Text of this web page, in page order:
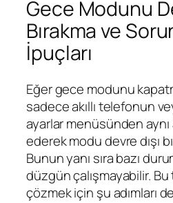
Gece Modunu
Bırakma ve
İpuçları
Eğer gece modunu
sadece akıllı telefonun
ayarlar menüsünden aynı
ederek modu devre dışı
Bunun yanı sıra bazı
düzgün çalışmayabilir. Bu
çözmek için şu adımları